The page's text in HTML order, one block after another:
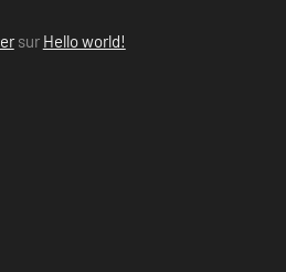
sur Hello world!